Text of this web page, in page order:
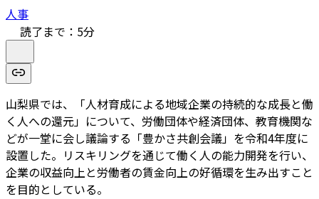
人事
読了まで： 5分
山梨県では、「人材育成による地域企業の持続的な成長と働
く人への還元」について、労働団体や経済団体、教育機関な
どが一堂に会し議論する「豊かさ共創会議」を令和4年度に
設置した。リスキリングを通じて働く人の能力開発を行い、
企業の収益向上と労働者の賃金向上の好循環を生み出すこと
を目的としている。